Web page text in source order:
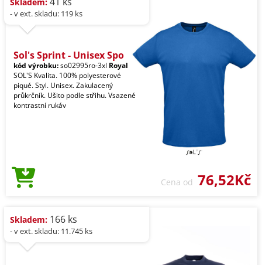
- v ext. skladu: 119 ks
Sol's Sprint - Unisex Spo
kód výrobku:so02995ro-3xl Royal
SOL'S Kvalita. 100% polyesterové
piqué. Styl. Unisex. Zakulacený
průkrčník. Ušito podle střihu. Vsazené
kontrastní rukáv
Cena od 76,52Kč
Skladem: 166 ks
- v ext. skladu: 11.745 ks